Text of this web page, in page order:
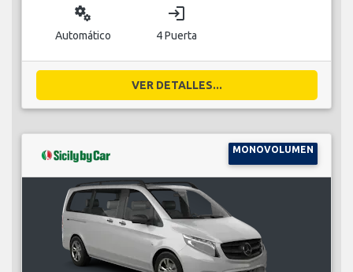
miscellaneous_services
Automático
login
4 Puerta
VER DETALLES...
MONOVOLUMEN